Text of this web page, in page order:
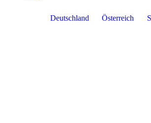
Deutschland Österreich